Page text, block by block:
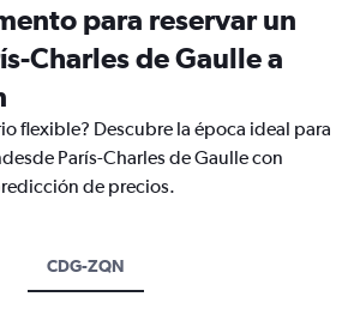
para reservar un
Charles de Gaulle a
flexible? Descubre la época ideal para
París-Charles de Gaulle con
de precios.
CDG-ZQN